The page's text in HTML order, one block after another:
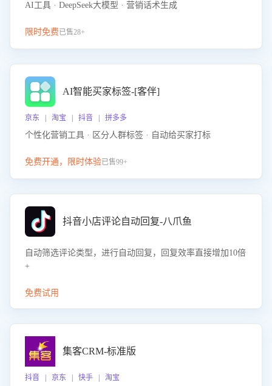
AI工具 · DeepSeek大模型 · 营销话术生成
限时免费已售28+
AI智能买家标签-[客伴]
京东 | 淘宝 | 抖音 | 拼多多
个性化营销工具 · 区分人群标签 · 自动给买家打标
免费开通，限时体验已售99+
抖音小店评论自动回复-八爪鱼
自动筛选评论类型，进行自动回复，回复效率直接增加10倍
+
免费试用
集客CRM-标准版
抖音 | 京东 | 快手 | 淘宝